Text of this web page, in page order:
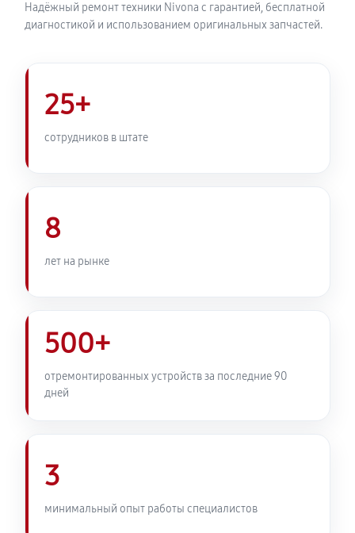
Ремонт гидросистемы кофемашины Nivona
CafeRomatica NICR 795
Ремонт кофемолки кофемашины Nivona
CafeRomatica NICR 795
740 руб
Надёжный ремонт техники Nivona с гарантией, бесплатной
диагностикой и использованием оригинальных запчастей.
25+
сотрудников в штате
8
лет на рынке
500+
отремонтированных устройств за последние 90
дней
3
минимальный опыт работы специалистов